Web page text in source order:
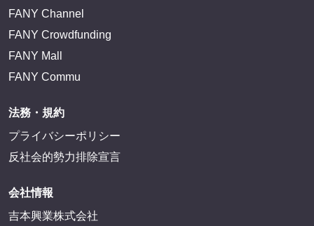
FANY Channel
FANY Crowdfunding
FANY Mall
FANY Commu
法務・規約
プライバシーポリシー
反社会的勢力排除宣言
会社情報
吉本興業株式会社